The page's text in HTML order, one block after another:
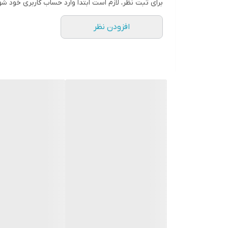
برای ثبت نظر، لازم است ابتدا وارد حساب کاربری خود
افزودن نظر